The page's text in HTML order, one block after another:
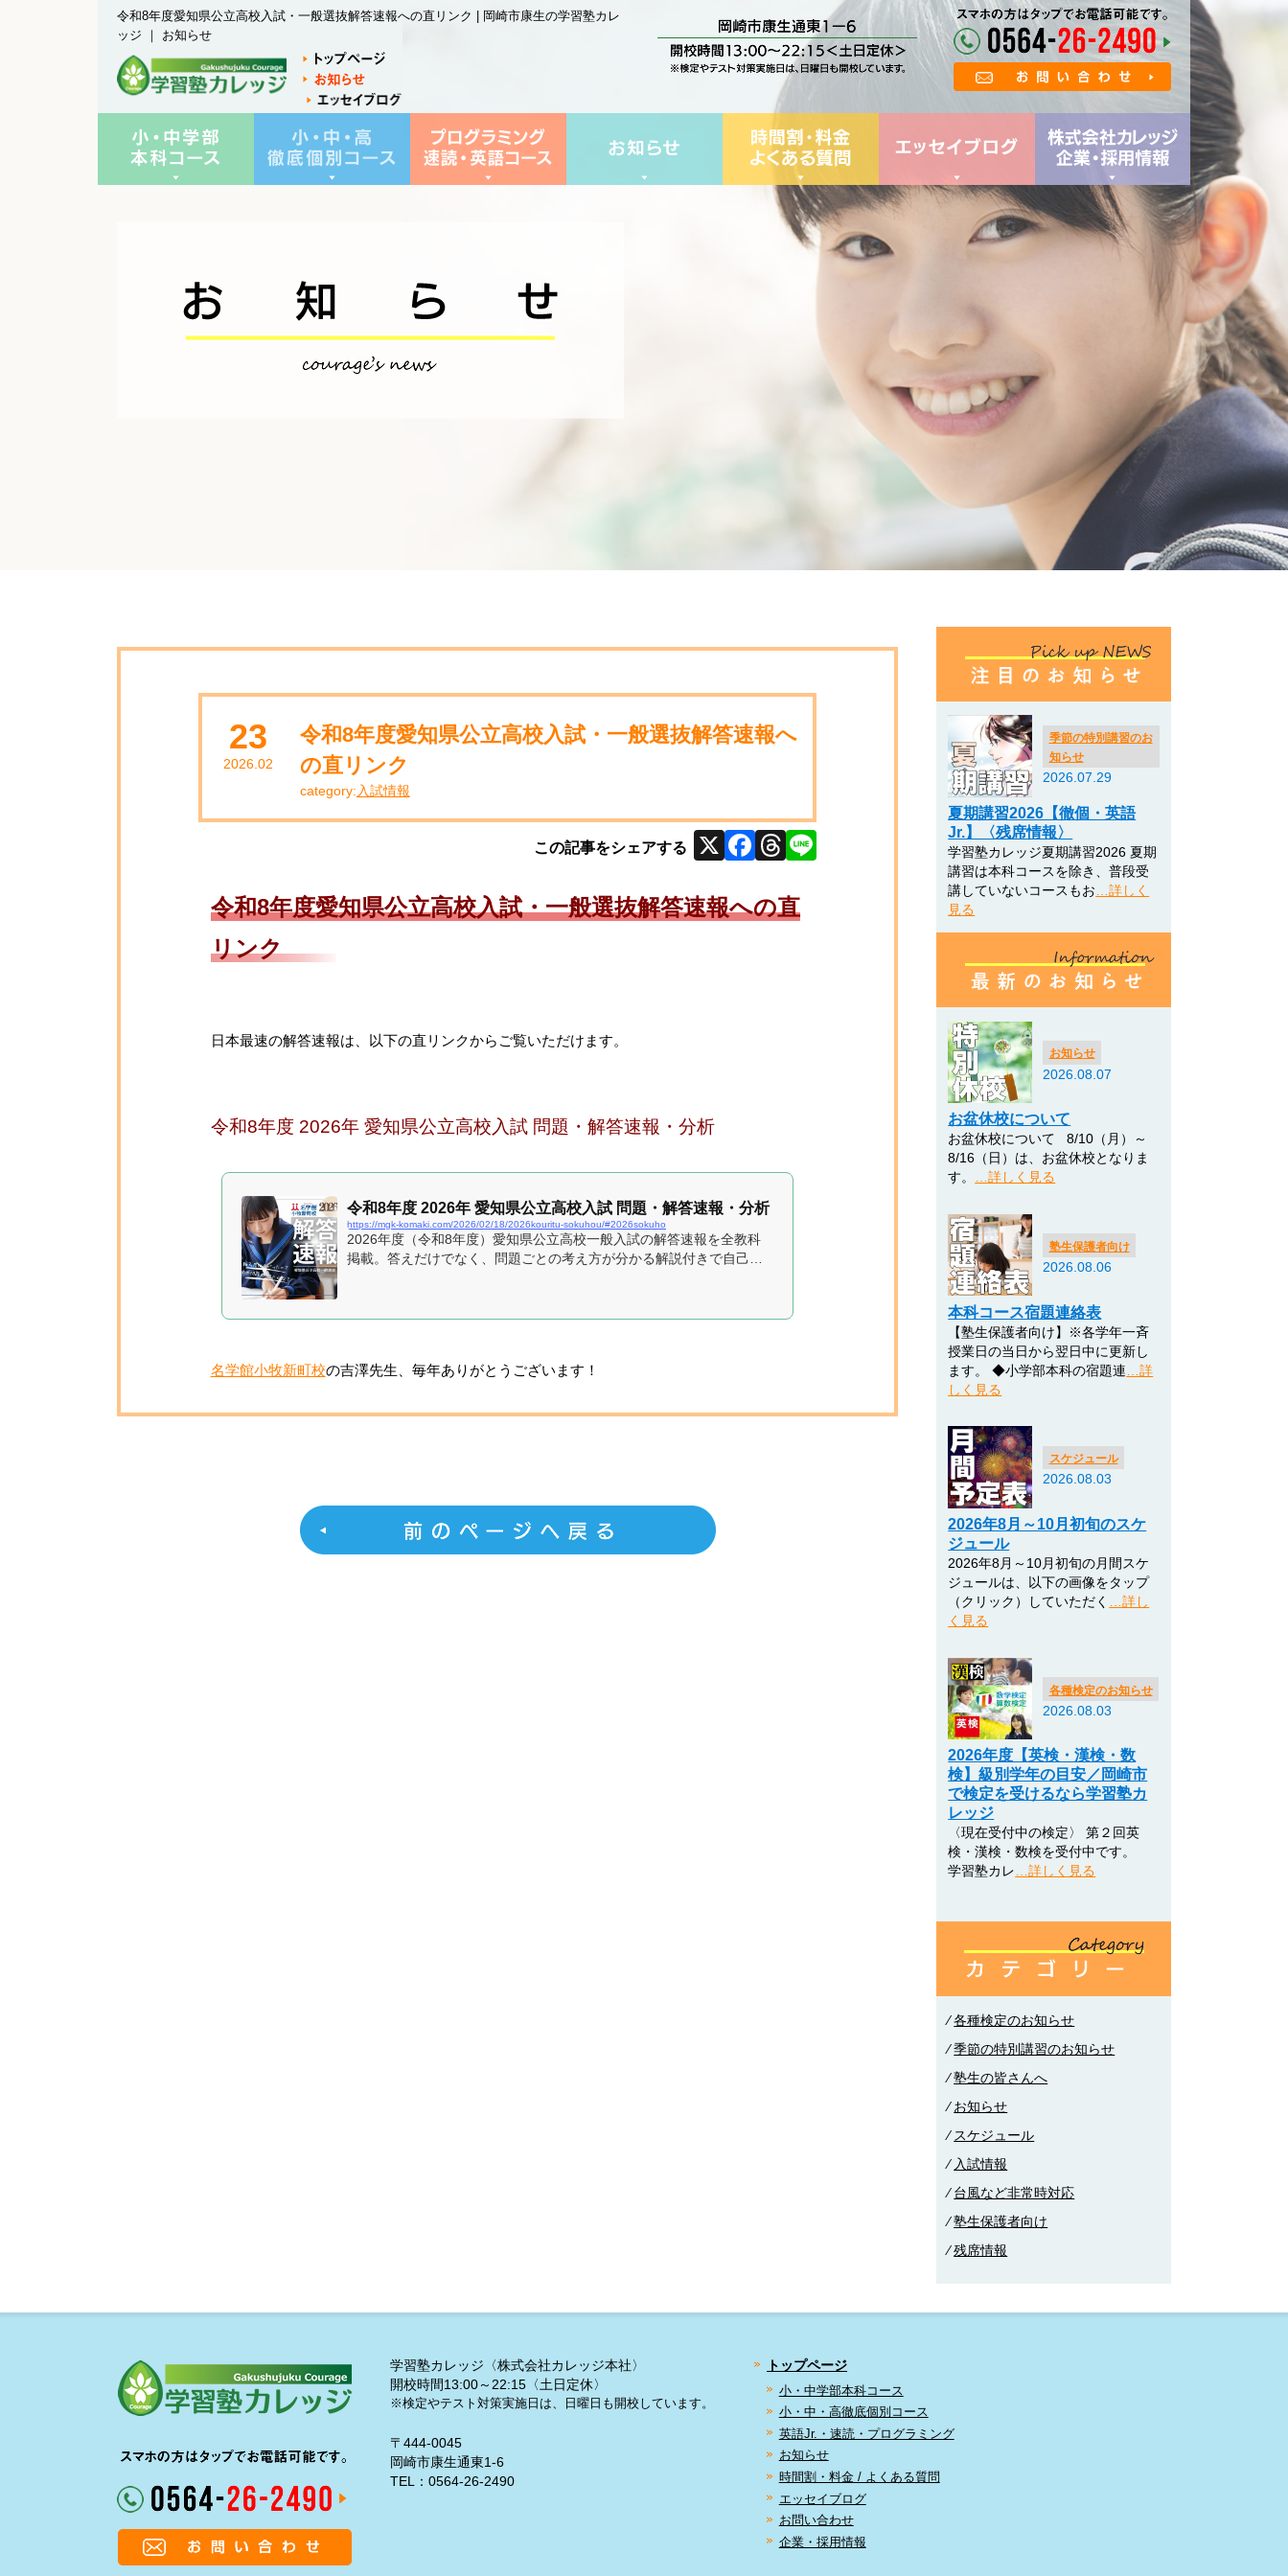
令和8年度愛知県公立高校入試・一般選抜解答速報への直リンク | 岡崎市康生の学習塾カレ
ッジ ｜ お知らせ
23
2026.02
令和8年度愛知県公立高校入試・一般選抜解答速報へ
の直リンク
category: 入試情報
X Facebook
Threads
令和8年度愛知県公立高校入試・一般選抜解答速報への直
リンク
日本最速の解答速報は、以下の直リンクからご覧いただけます。
令和8年度 2026年 愛知県公立高校入試 問題・解答速報・分析
令和8年度 2026年 愛知県公立高校入試 問題・解答速報・分析
https://mgk-komaki.com/2026/02/18/2026kouritu-sokuhou/#2026sokuho
2026年度（令和8年度）愛知県公立高校一般入試の解答速報を全教科
掲載。答えだけでなく、問題ごとの考え方が分かる解説付きで自己採
名学館小牧新町校の吉澤先生、毎年ありがとうございます！
季節の特別講習のお
知らせ
2026.07.29
夏期講習2026【徹個・英語
Jr.】〈残席情報〉
学習塾カレッジ夏期講習2026 夏期
講習は本科コースを除き、普段受
講していないコースもお …詳しく
見る
お知らせ
2026.08.07
お盆休校について
お盆休校について 8/10（月）～
8/16（日）は、お盆休校となりま
す。
…詳しく見る
塾生保護者向け
2026.08.06
本科コース宿題連絡表
【塾生保護者向け】※各学年一斉
授業日の当日から翌日中に更新し
ます。 ◆小学部本科の宿題連 …詳
しく見る
スケジュール
2026.08.03
2026年8月～10月初旬のスケ
ジュール
2026年8月～10月初旬の月間スケ
ジュールは、以下の画像をタップ
（クリック）していただく
…詳し
く見る
各種検定のお知らせ
2026.08.03
2026年度【英検・漢検・数
検】級別学年の目安／岡崎市
で検定を受けるなら学習塾カ
レッジ
〈現在受付中の検定〉 第２回英
検・漢検・数検を受付中です。
学習塾カレ…詳しく見る
⁄各種検定のお知らせ
⁄季節の特別講習のお知らせ
⁄塾生の皆さんへ
⁄お知らせ
⁄ スケジュール
⁄ 入試情報
⁄台風など非常時対応
⁄塾生保護者向け
⁄残席情報
トップページ
小・中学部本科コース
小・中・高徹底個別コース
英語Jr.・速読・プログラミング
お知らせ
時間割・料金 / よくある質問
エッセイブログ
お問い合わせ
企業・採用情報
学習塾カレッジ〈株式会社カレッジ本社〉
開校時間13:00～22:15〈土日定休〉
※検定やテスト対策実施日は、日曜日も開校しています。
〒444-0045
岡崎市康生通東1-6
TEL： 0564-26-2490